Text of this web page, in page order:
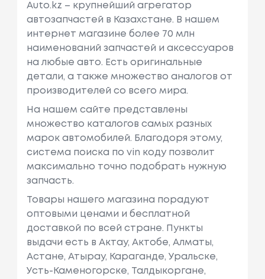
Auto.kz – крупнейший агрегатор
автозапчастей в Казахстане. В нашем
интернет магазине более 70 млн
наименований запчастей и аксессуаров
на любые авто. Есть оригинальные
детали, а также множество аналогов от
производителей со всего мира.
На нашем сайте представлены
множество каталогов самых разных
марок автомобилей. Благодоря этому,
система поиска по vin коду позволит
максимально точно подобрать нужную
запчасть.
Товары нашего магазина порадуют
оптовыми ценами и бесплатной
доставкой по всей стране. Пункты
выдачи есть в Актау, Актобе, Алматы,
Астане, Атырау, Караганде, Уральске,
Усть-Каменогорске, Талдыкоргане,